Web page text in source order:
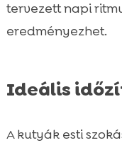
tervezett napi
eredményezhet.
Ideális
A kutyák esti